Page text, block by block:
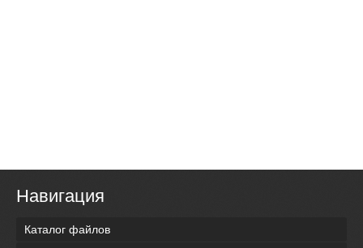
Навигация
Каталог файлов